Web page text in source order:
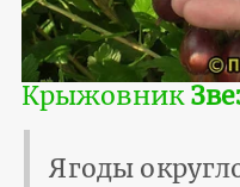
Крыжовник
Ягоды